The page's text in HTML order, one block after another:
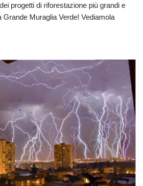
progetti di riforestazione più grandi e
Muraglia Verde! Vediamola